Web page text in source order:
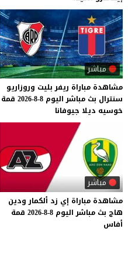
مباشر
مشاهدة مباراة ريفر بليت وروزاريو
سنترال بث مباشر اليوم 8-8-2026
قمة
خوسيه ديلا جيوفانا
مباشر
مشاهدة مباراة إي زد ألكمار ودين
هاج بث مباشر اليوم 8-8-2026
قمة
أفاس